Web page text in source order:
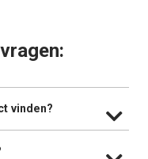
vinden?